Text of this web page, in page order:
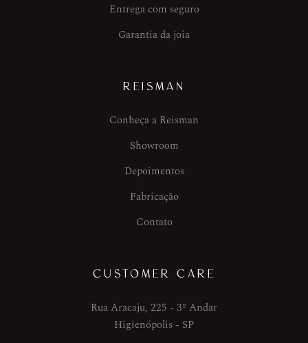
Entrega com seguro
Garantia da joia
REISMAN
Conheça a Reisman
Showroom
Depoimentos
Fabricação
Contato
CUSTOMER CARE
Rua Aracaju, 225 - 3º Andar
Higienópolis - SP